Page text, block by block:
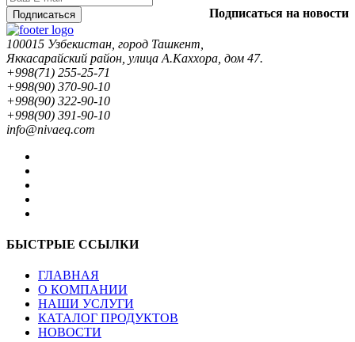
Подписаться на новости
Подписаться
100015 Узбекистан, город Ташкент,
Яккасарайский район, улица А.Каххора, дом 47.
+998(71) 255-25-71
+998(90) 370-90-10
+998(90) 322-90-10
+998(90) 391-90-10
info@nivaeq.com
БЫСТРЫЕ ССЫЛКИ
ГЛАВНАЯ
О КОМПАНИИ
НАШИ УСЛУГИ
КАТАЛОГ ПРОДУКТОВ
НОВОСТИ